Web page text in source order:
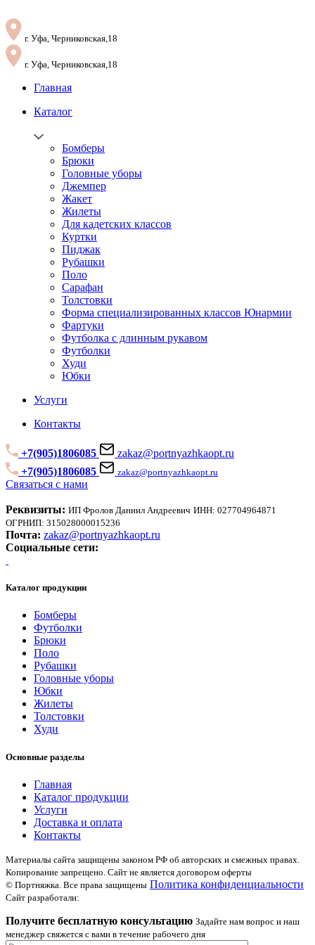
г. Уфа, Черниковская,18
г. Уфа, Черниковская,18
Главная
Каталог
Бомберы
Брюки
Головные уборы
Джемпер
Жакет
Жилеты
Для кадетских классов
Куртки
Пиджак
Рубашки
Поло
Сарафан
Толстовки
Форма специализированных классов Юнармии
Фартуки
Футболка с длинным рукавом
Футболки
Худи
Юбки
Услуги
Контакты
+7(905)1806085
zakaz@portnyazhkaopt.ru
+7(905)1806085
zakaz@portnyazhkaopt.ru
Связаться с нами
Реквизиты: ИП Фролов Даниил Андреевич ИНН: 027704964871
ОГРНИП: 315028000015236
Почта: zakaz@portnyazhkaopt.ru
Социальные сети:
Каталог продукции
Бомберы
Футболки
Брюки
Поло
Рубашки
Головные уборы
Юбки
Жилеты
Толстовки
Худи
Основные разделы
Главная
Каталог продукции
Услуги
Доставка и оплата
Контакты
Материалы сайта защищены законом РФ об авторских и смежных правах.
Копирование запрещено. Сайт не является договором оферты
© Портняжка. Все права защищены Политика конфиденциальности
Сайт разработали:
Получите бесплатную консультацию Задайте нам вопрос и наш
менеджер свяжется с вами в течение рабочего дня